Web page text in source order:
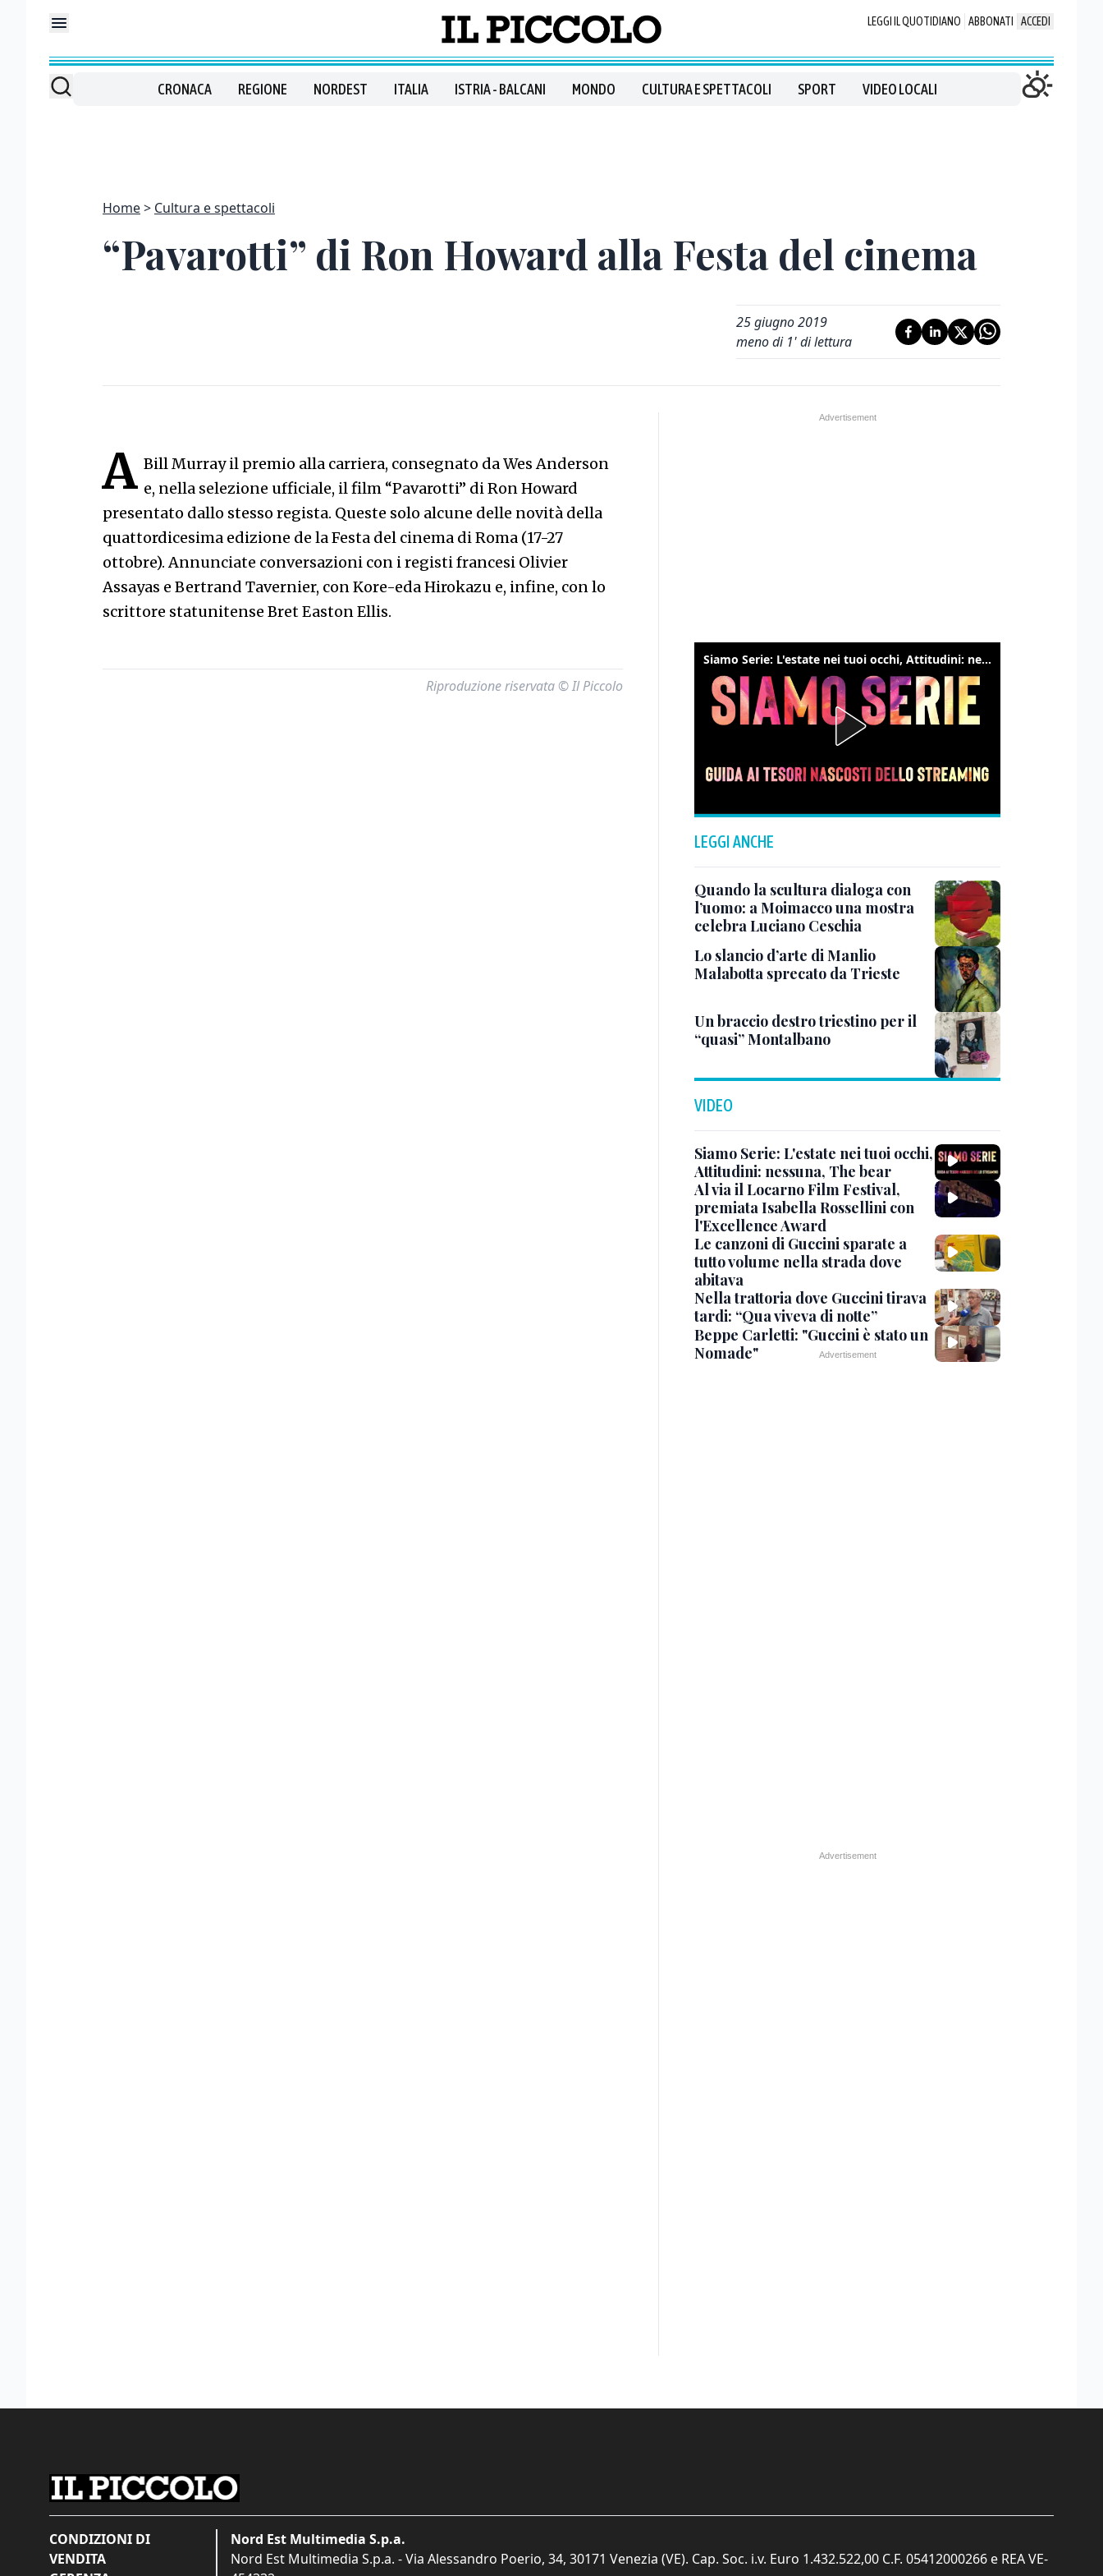
LEGGI IL QUOTIDIANO ABBONATI ACCEDI
CRONACA REGIONE NORDEST ITALIA ISTRIA - BALCANI MONDO CULTURA E SPETTACOLI SPORT VIDEO LOCALI
Home Cultura e spettacoli
“Pavarotti” di Ron Howard alla Festa del cinema
25 giugno 2019
meno di 1' di lettura
A Bill Murray il premio alla carriera, consegnato da Wes Anderson
e, nella selezione ufficiale, il film “Pavarotti” di Ron Howard
presentato dallo stesso regista. Queste solo alcune delle novità della
quattordicesima edizione de la Festa del cinema di Roma (17-27
ottobre). Annunciate conversazioni con i registi francesi Olivier
Assayas e Bertrand Tavernier, con Kore-eda Hirokazu e, infine, con lo
scrittore statunitense Bret Easton Ellis.
Riproduzione riservata © Il Piccolo
Siamo Serie: L'estate nei tuoi occhi, Attitudini: nessuna, The bear
LEGGI ANCHE
Quando la scultura dialoga con
l’uomo: a Moimacco una mostra
celebra Luciano Ceschia
Lo slancio d’arte di Manlio
Malabotta sprecato da Trieste
Un braccio destro triestino per il
“quasi” Montalbano
VIDEO
Siamo Serie: L'estate nei tuoi occhi,
Attitudini: nessuna, The bear
Al via il Locarno Film Festival,
premiata Isabella Rossellini con
l'Excellence Award
Le canzoni di Guccini sparate a
tutto volume nella strada dove
abitava
Nella trattoria dove Guccini tirava
tardi: “Qua viveva di notte”
Beppe Carletti: "Guccini è stato un
Nomade"
CONDIZIONI DI
VENDITA
Nord Est Multimedia S.p.a.
Nord Est Multimedia S.p.a. - Via Alessandro Poerio, 34, 30171 Venezia (VE). Cap. Soc. i.v. Euro 1.432.522,00 C.F. 05412000266 e REA VE-